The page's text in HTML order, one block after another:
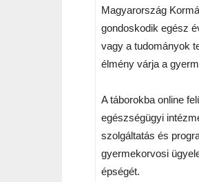
Magyarország
gondoskodik egész
vagy a tudományok
élmény várja a
A táborokba online
egészségügyi
szolgáltatás és
gyermekorvosi
épségét.